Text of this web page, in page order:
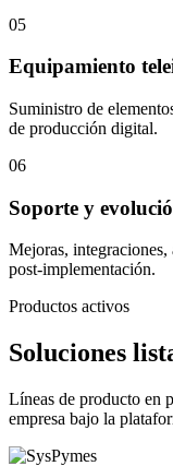
05
Equipamiento
Suministro de
de producción digital.
06
Soporte y
Mejoras, integraciones,
post-implementación.
Productos activos
Soluciones
Líneas de producto en
empresa bajo la